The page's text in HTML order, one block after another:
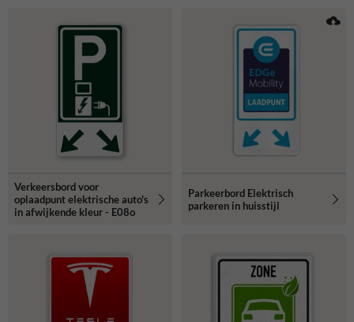
Verkeersbord voor
oplaadpunt elektrische auto's
in afwijkende kleur - E08o
Parkeerbord Elektrisch
parkeren in huisstijl